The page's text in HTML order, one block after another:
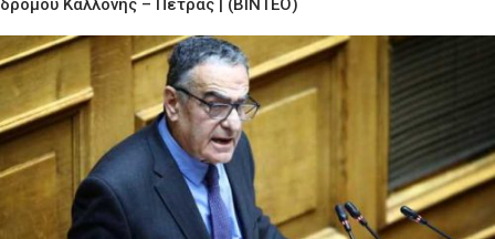
δρόμου Καλλονής – Πέτρας | (ΒΙΝΤΕΟ)